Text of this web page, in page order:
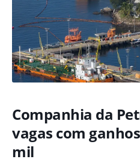
Companhia da
vagas com
mil